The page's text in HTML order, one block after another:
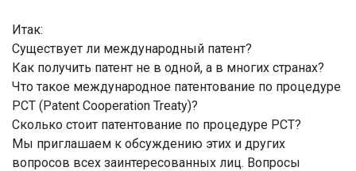
Итак:
Существует ли международный патент?
Как получить патент не в одной, а в многих странах?
Что такое международное патентование по процедуре
PCT (Patent Cooperation Treaty)?
Сколько стоит патентование по процедуре PCT?
Мы приглашаем к обсуждению этих и других
вопросов всех заинтересованных лиц. Вопросы